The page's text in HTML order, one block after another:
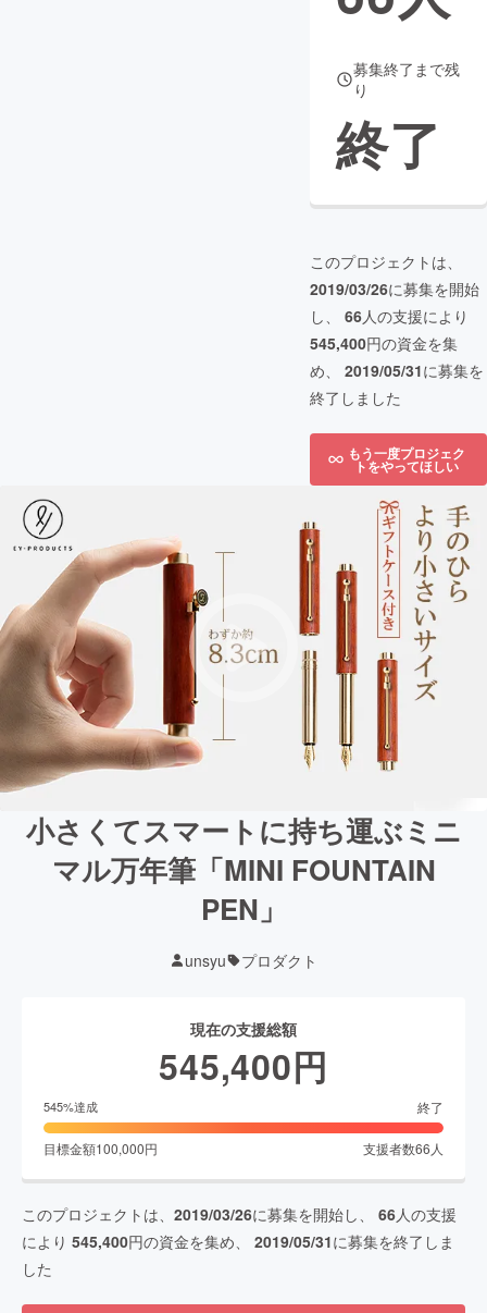
募集終了まで残
り
終了
このプロジェクトは、
2019/03/26に募集を開始
し、 66人の支援により
545,400円の資金を集
め、 2019/05/31に募集を
終了しました
もう一度プロジェク
トをやってほしい
小さくてスマートに持ち運ぶミニ
マル万年筆「MINI FOUNTAIN
PEN」
unsyu プロダクト
現在の支援総額
545,400円
545%達成 終了
目標金額100,000円 支援者数66 人
このプロジェクトは、 2019/03/26に募集を開始し、 66人の支援
により 545,400円の資金を集め、 2019/05/31に募集を終了しま
した